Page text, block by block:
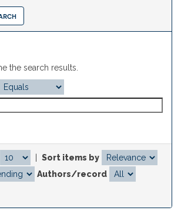
the search results.
Sort items by
Authors/record